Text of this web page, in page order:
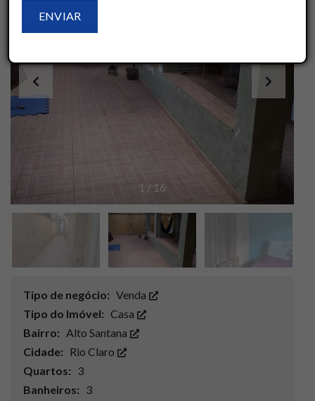
1 / 16
Tipo de negócio: Venda
Tipo do Imóvel: Casa
Bairro: Alto Santana
Cidade: Rio Claro
Quartos: 3
Banheiros: 3